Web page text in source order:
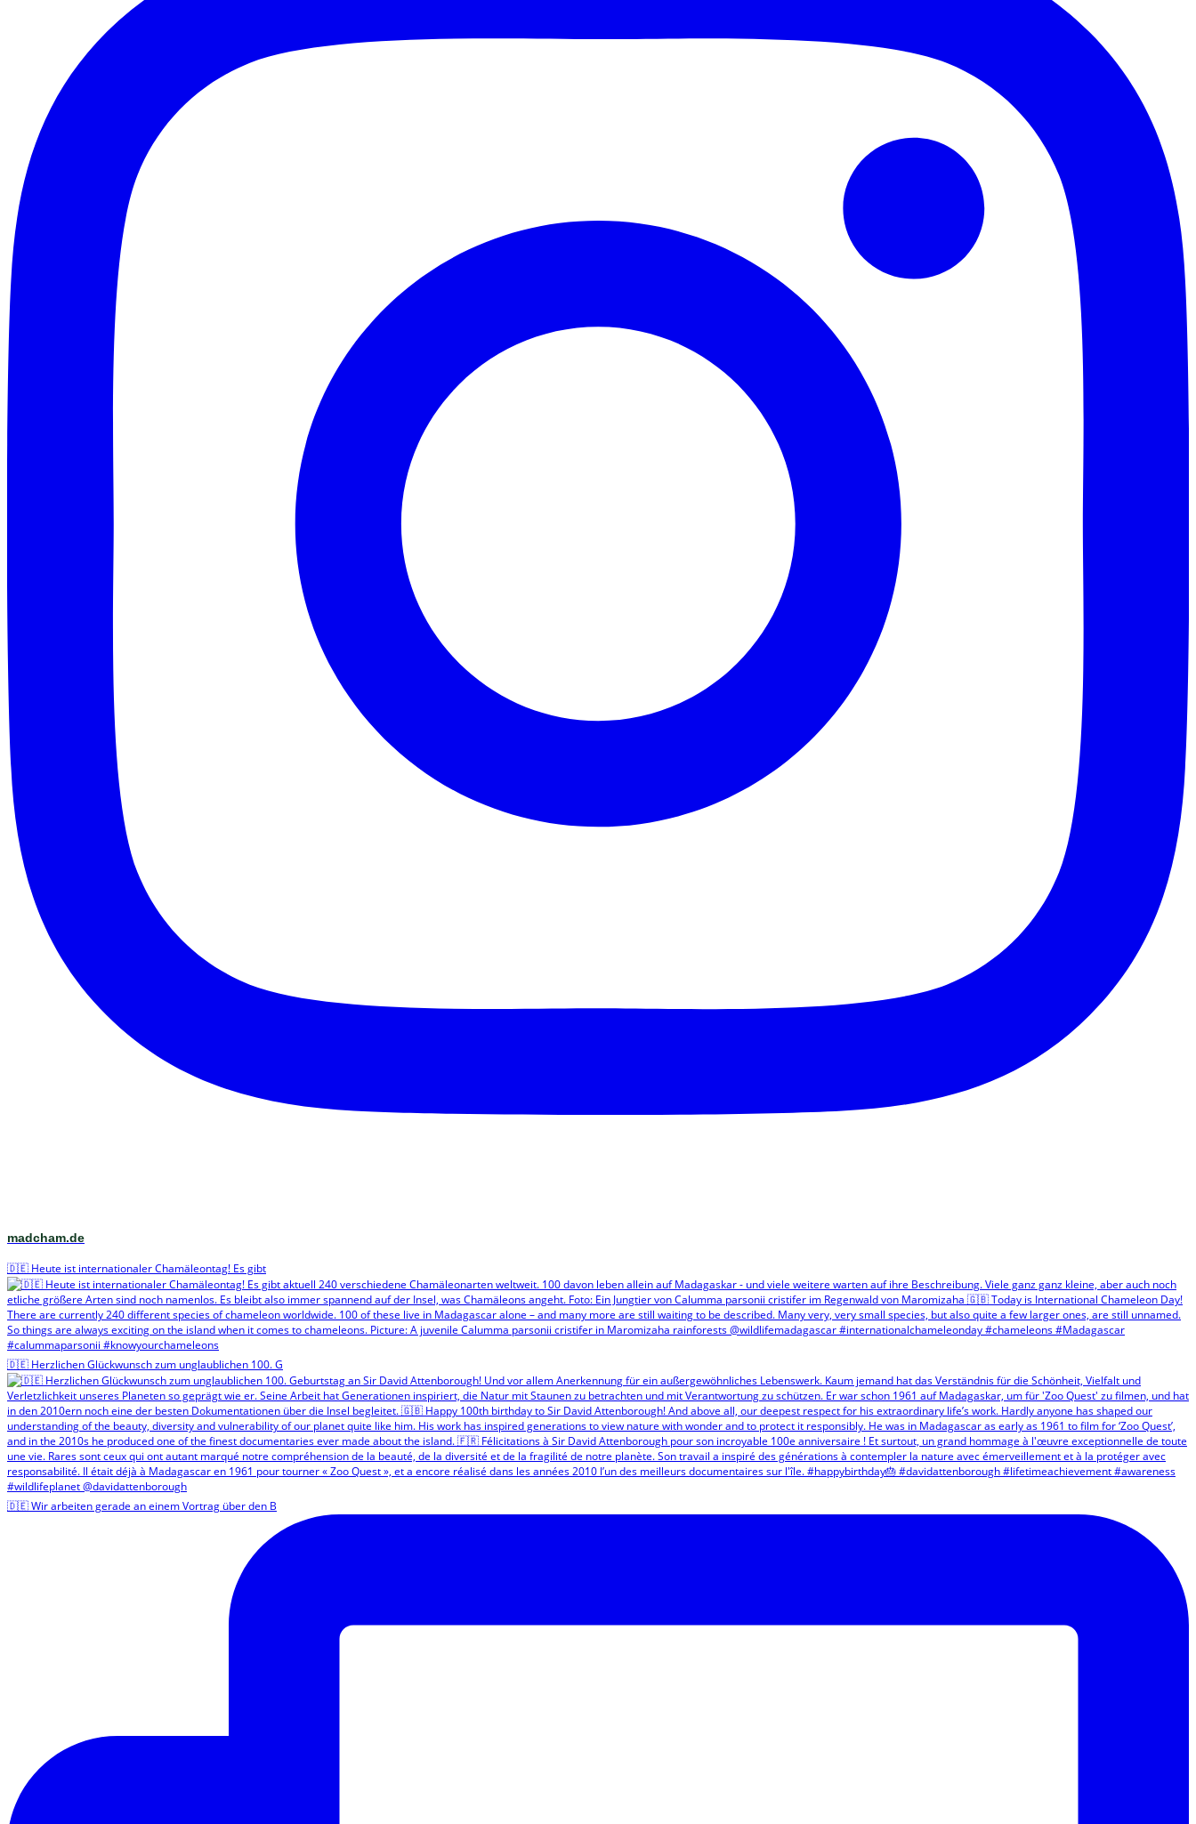
madcham.de
🇩🇪 Heute ist internationaler Chamäleontag! Es gibt
🇩🇪 Herzlichen Glückwunsch zum unglaublichen 100. G
🇩🇪 Wir arbeiten gerade an einem Vortrag über den B